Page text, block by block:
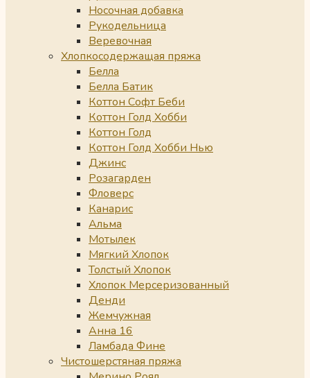
Носочная добавка
Рукодельница
Веревочная
Хлопкосодержащая пряжа
Белла
Белла Батик
Коттон Софт Беби
Коттон Голд Хобби
Коттон Голд
Коттон Голд Хобби Нью
Джинс
Розагарден
Фловерс
Канарис
Альма
Мотылек
Мягкий Хлопок
Толстый Хлопок
Хлопок Мерсеризованный
Денди
Жемчужная
Анна 16
Ламбада Фине
Чистошерстяная пряжа